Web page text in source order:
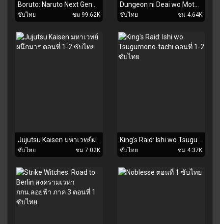
ซับไทย ชม 99.62K ซับไทย ชม 4.64K
ซับไทย ชม 7.02K ซับไทย ชม 4.37K